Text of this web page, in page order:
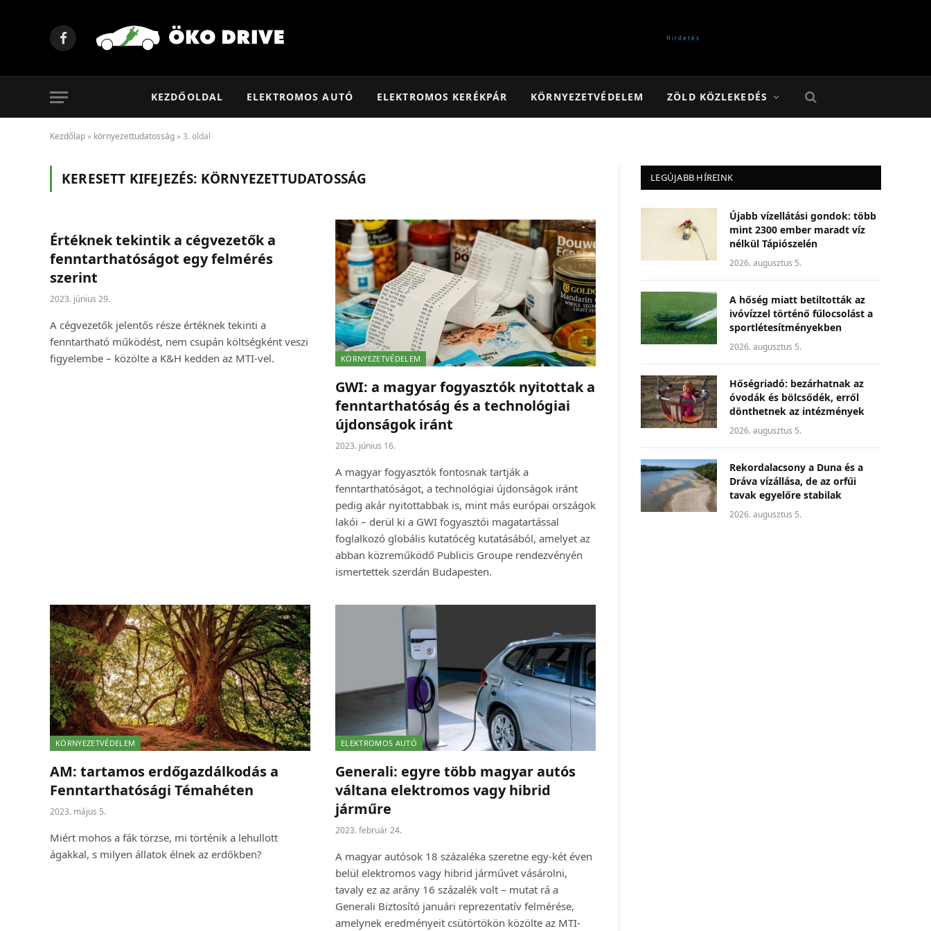
Facebook
KEZDŐOLDAL ELEKTROMOS AUTÓ ELEKTROMOS KERÉKPÁR KÖRNYEZETVÉDELEM ZÖLD KÖZLEKEDÉS
Kezdőlap » környezettudatosság »3. oldal
KERESETT KIFEJEZÉS: KÖRNYEZETTUDATOSSÁG
Értéknek tekintik a cégvezetők a
fenntarthatóságot egy felmérés
szerint
2023. június 29.
A cégvezetők jelentős része értéknek tekinti a
fenntartható működést, nem csupán költségként veszi
figyelembe – közölte a K&H kedden az MTI-vel.
KÖRNYEZETVÉDELEM
GWI: a magyar fogyasztók nyitottak a
fenntarthatóság és a technológiai
újdonságok iránt
2023. június 16.
A magyar fogyasztók fontosnak tartják a
fenntarthatóságot, a technológiai újdonságok iránt
pedig akár nyitottabbak is, mint más európai országok
lakói – derül ki a GWI fogyasztói magatartással
foglalkozó globális kutatócég kutatásából, amelyet az
abban közreműködő Publicis Groupe rendezvényén
ismertettek szerdán Budapesten.
KÖRNYEZETVÉDELEM
AM: tartamos erdőgazdálkodás a
Fenntarthatósági Témahéten
2023. május 5.
Miért mohos a fák törzse, mi történik a lehullott
ágakkal, s milyen állatok élnek az erdőkben?
ELEKTROMOS AUTÓ
Generali: egyre több magyar autós
váltana elektromos vagy hibrid
járműre
2023. február 24.
A magyar autósok 18 százaléka szeretne egy-két éven
belül elektromos vagy hibrid járművet vásárolni,
tavaly ez az arány 16 százalék volt – mutat rá a
Generali Biztosító januári reprezentatív felmérése,
amelynek eredményeit csütörtökön közölte az MTI-
LEGÚJABB HÍREINK
Újabb vízellátási gondok: több
mint 2300 ember maradt víz
nélkül Tápiószelén
2026. augusztus 5.
A hőség miatt betiltották az
ivóvízzel történő fűlocsolást a
sportlétesítményekben
2026. augusztus 5.
Hőségriadó: bezárhatnak az
óvodák és bölcsődék, erről
dönthetnek az intézmények
2026. augusztus 5.
Rekordalacsony a Duna és a
Dráva vízállása, de az orfűi
tavak egyelőre stabilak
2026. augusztus 5.